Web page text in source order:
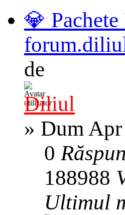
💎
de
Diliul
» Dum
0
188988
Ultimul